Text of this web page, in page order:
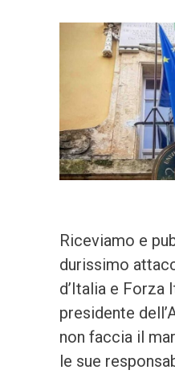
Riceviamo e
durissimo
d’Italia e Forza
presidente
non faccia il
le sue